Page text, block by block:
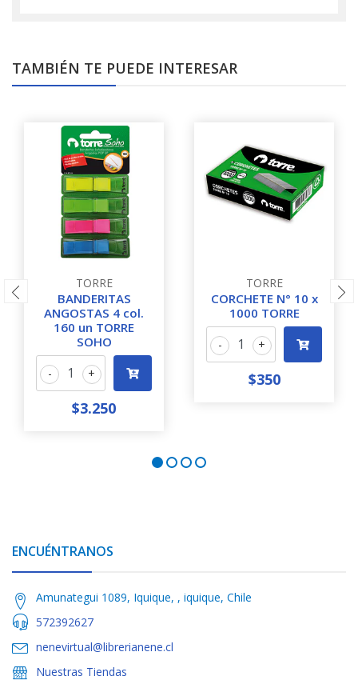
TAMBIÉN TE PUEDE INTERESAR
TORRE
BANDERITAS
ANGOSTAS 4 col.
160 un TORRE
SOHO
+
-
$3.250
TORRE
CORCHETE N° 10 x
1000 TORRE
+
-
$350
ENCUÉNTRANOS
Amunategui 1089, Iquique, , iquique, Chile
572392627
nenevirtual@librerianene.cl
Nuestras Tiendas